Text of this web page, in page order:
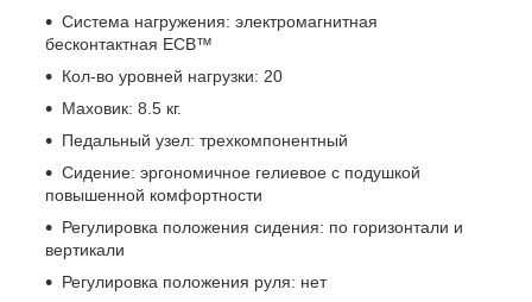
Система нагружения: электромагнитная
бесконтактная ECB™
Кол-во уровней нагрузки: 20
Маховик: 8.5 кг.
Педальный узел: трехкомпонентный
Сидение: эргономичное гелиевое с подушкой
повышенной комфортности
Регулировка положения сидения: по горизонтали и
вертикали
Регулировка положения руля: нет